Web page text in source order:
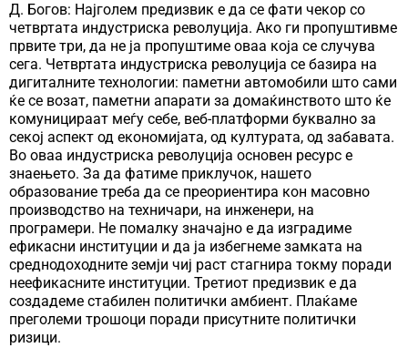
Д. Богов: Најголем предизвик е да се фати чекор со
четвртата индустриска револуција. Ако ги пропуштивме
првите три, да не ја пропуштиме оваа која се случува
сега. Четвртата индустриска револуција се базира на
дигиталните технологии: паметни автомобили што сами
ќе се возат, паметни апарати за домаќинството што ќе
комуницираат меѓу себе, веб-платформи буквално за
секој аспект од економијата, од културата, од забавата.
Во оваа индустриска револуција основен ресурс е
знаењето. За да фатиме приклучок, нашето
образование треба да се преориентира кон масовно
производство на техничари, на инженери, на
програмери. Не помалку значајно е да изградиме
ефикасни институции и да ја избегнеме замката на
среднодоходните земји чиј раст стагнира токму поради
неефикасните институции. Третиот предизвик е да
создадеме стабилен политички амбиент. Плаќаме
преголеми трошоци поради присутните политички
ризици.